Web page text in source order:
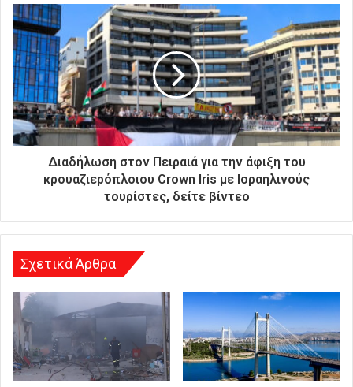
κ
ή
σ
α
ς
δ
ι
ε
ύ
η
Διαδήλωση στον Πειραιά για την άφιξη του
κρουαζιερόπλοιου Crown Iris με Ισραηλινούς
τουρίστες, δείτε βίντεο
Σχετικά Άρθρα